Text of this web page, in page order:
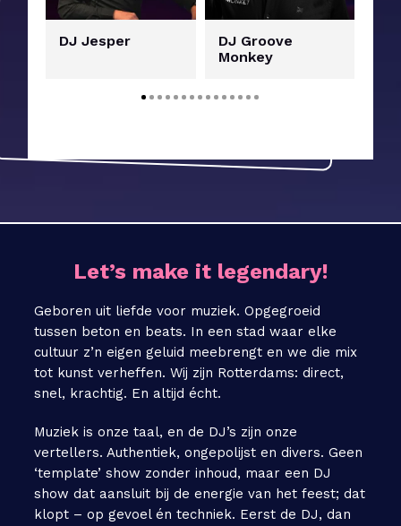
DJ Jesper
DJ Groove
Monkey
Let’s make it legendary!
Geboren uit liefde voor muziek. Opgegroeid
tussen beton en beats. In een stad waar elke
cultuur z’n eigen geluid meebrengt en we die mix
tot kunst verheffen. Wij zijn Rotterdams: direct,
snel, krachtig. En altijd écht.
Muziek is onze taal, en de DJ’s zijn onze
vertellers. Authentiek, ongepolijst en divers. Geen
‘template’ show zonder inhoud, maar een DJ
show dat aansluit bij de energie van het feest; dat
klopt – op gevoel én techniek. Eerst de DJ, dan